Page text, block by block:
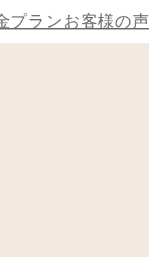
プラン お客様の声